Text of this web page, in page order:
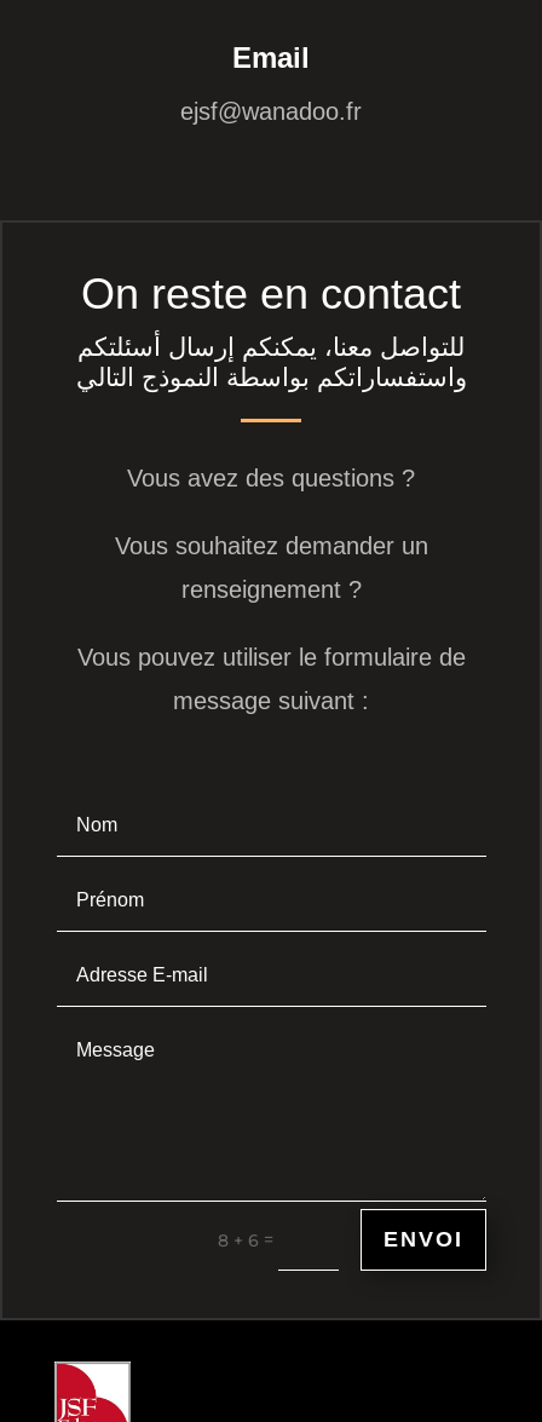
Email
ejsf@wanadoo.fr
On reste en contact
للتواصل معنا، يمكنكم إرسال أسئلتكم
واستفساراتكم بواسطة النموذج التالي
Vous avez des questions ?
Vous souhaitez demander un
renseignement ?
Vous pouvez utiliser le formulaire de
message suivant :
8 + 6 = ENVOI